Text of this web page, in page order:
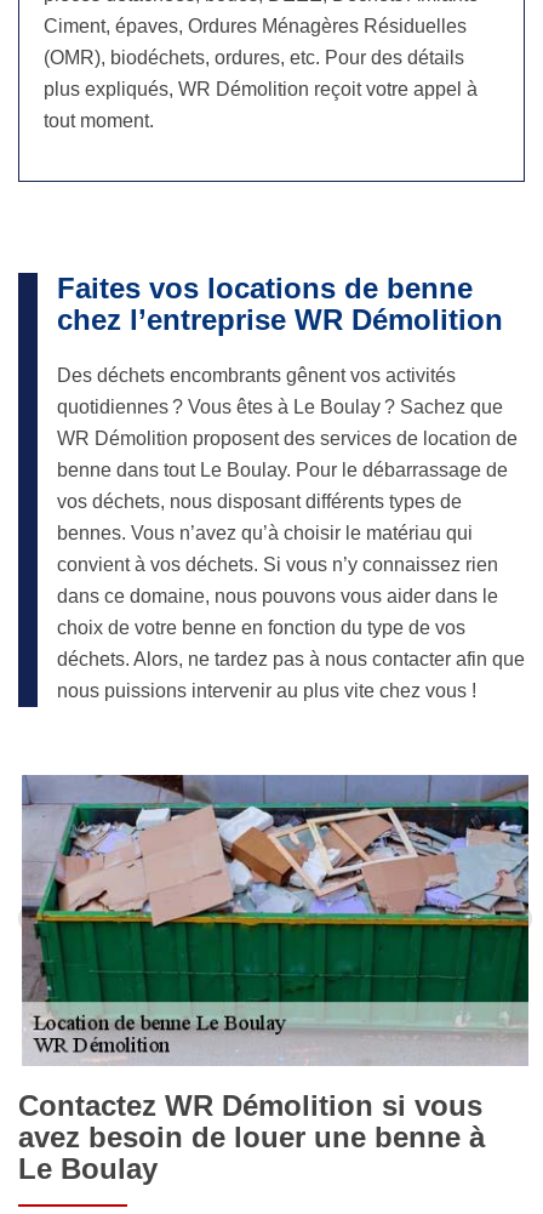
Ciment, épaves, Ordures Ménagères Résiduelles
(OMR), biodéchets, ordures, etc. Pour des détails
plus expliqués, WR Démolition reçoit votre appel à
tout moment.
Faites vos locations de benne
chez l’entreprise WR Démolition
Des déchets encombrants gênent vos activités
quotidiennes ? Vous êtes à Le Boulay ? Sachez que
WR Démolition proposent des services de location de
benne dans tout Le Boulay. Pour le débarrassage de
vos déchets, nous disposant différents types de
bennes. Vous n’avez qu’à choisir le matériau qui
convient à vos déchets. Si vous n’y connaissez rien
dans ce domaine, nous pouvons vous aider dans le
choix de votre benne en fonction du type de vos
déchets. Alors, ne tardez pas à nous contacter afin que
nous puissions intervenir au plus vite chez vous !
Contactez WR Démolition si vous
avez besoin de louer une benne à
Le Boulay